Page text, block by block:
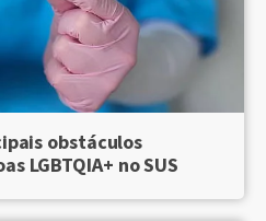
obstáculos
LGBTQIA+ no SUS